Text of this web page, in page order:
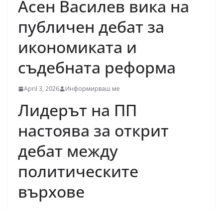
Асен Василев вика на
публичен дебат за
икономиката и
съдебната реформа
April 3, 2026 Информирваш ме
Лидерът на ПП
настоява за открит
дебат между
политическите
върхове